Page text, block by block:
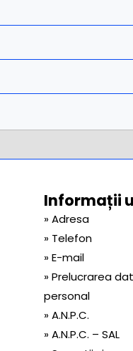
Informații
» Adresa
» Telefon
» E-mail
» Prelucrarea
personal
» A.N.P.C.
» A.N.P.C. – SAL